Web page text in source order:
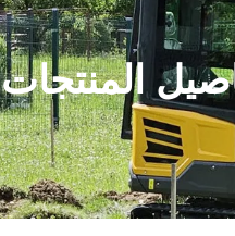
المنتجات